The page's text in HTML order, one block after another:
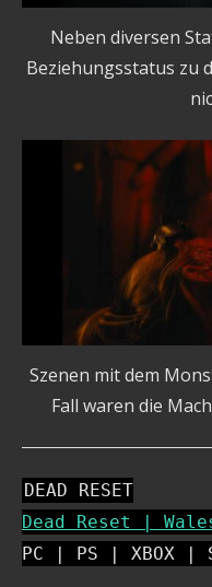
Neben diversen
Beziehungsstatus zu
Szenen mit dem
Fall waren die
DEAD RESET
Dead Reset |
PC | PS | XBOX |